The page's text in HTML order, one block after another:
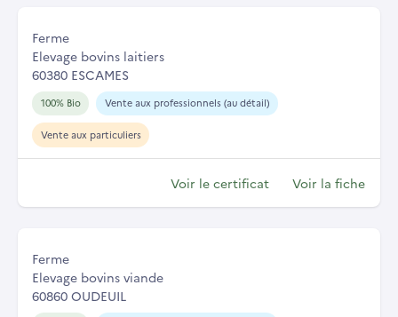
Ferme
Elevage bovins laitiers
60380 ESCAMES
100% Bio Vente aux professionnels (au détail)
Vente aux particuliers
Voir le certificat Voir la fiche
Ferme
Elevage bovins viande
60860 OUDEUIL